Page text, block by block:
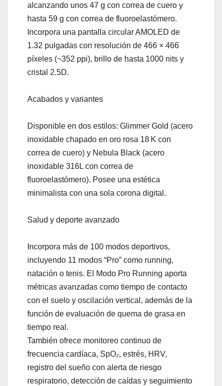
alcanzando unos 47 g con correa de cuero y
hasta 59 g con correa de fluoroelastómero.
Incorpora una pantalla circular AMOLED de
1.32 pulgadas con resolución de 466 × 466
píxeles (~352 ppi), brillo de hasta 1000 nits y
cristal 2.5D.
Acabados y variantes
Disponible en dos estilos: Glimmer Gold (acero
inoxidable chapado en oro rosa 18 K con
correa de cuero) y Nebula Black (acero
inoxidable 316L con correa de
fluoroelastómero). Posee una estética
minimalista con una sola corona digital.
Salud y deporte avanzado
Incorpora más de 100 modos deportivos,
incluyendo 11 modos “Pro” como running,
natación o tenis. El Modo Pro Running aporta
métricas avanzadas como tiempo de contacto
con el suelo y oscilación vertical, además de la
función de evaluación de quema de grasa en
tiempo real.
También ofrece monitoreo continuo de
frecuencia cardíaca, SpO₂, estrés, HRV,
registro del sueño con alerta de riesgo
respiratorio, detección de caídas y seguimiento